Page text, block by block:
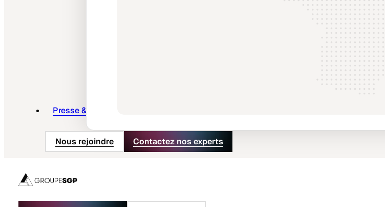
Presse & actus
Nous rejoindre Contactez nos experts